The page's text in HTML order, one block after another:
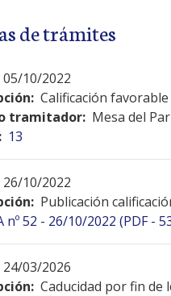
de trámites
05/10/2022
Calificación favorable
tramitador: Mesa del
13
26/10/2022
Publicación
nº 52 - 26/10/2022 (PDF -
24/03/2026
Caducidad por fin de